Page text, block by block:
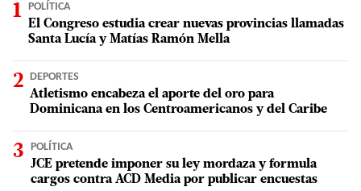
POLÍTICA
El Congreso estudia crear nuevas provincias llamadas
Santa Lucía y Matías Ramón Mella
DEPORTES
Atletismo encabeza el aporte del oro para
Dominicana en los Centroamericanos y del Caribe
POLÍTICA
JCE pretende imponer su ley mordaza y formula
cargos contra ACD Media por publicar encuestas